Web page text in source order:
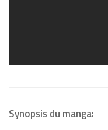
Synopsis du manga: